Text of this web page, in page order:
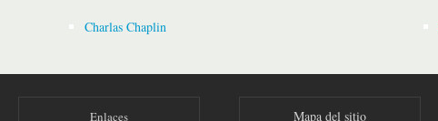
Charlas Chaplin
Enlaces Mapa del sitio